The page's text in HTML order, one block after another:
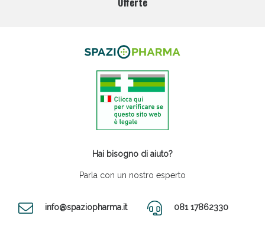
Hai bisogno di aiuto?
Parla con un nostro esperto
info@spaziopharma.it 081 17862330